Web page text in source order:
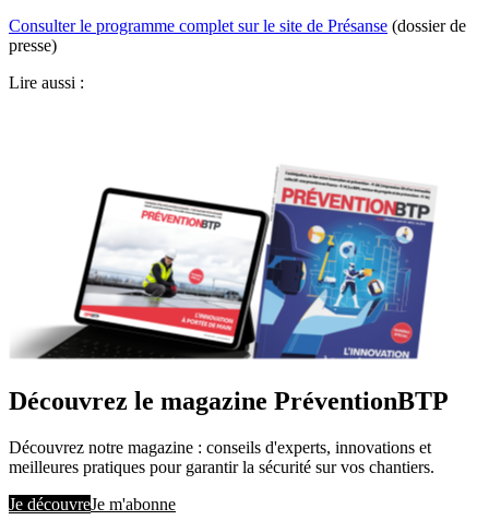
Consulter le programme complet sur le site de Présanse (dossier de
presse)
Lire aussi :
Découvrez le magazine PréventionBTP
Découvrez notre magazine : conseils d'experts, innovations et
meilleures pratiques pour garantir la sécurité sur vos chantiers.
Je découvreJe m'abonne